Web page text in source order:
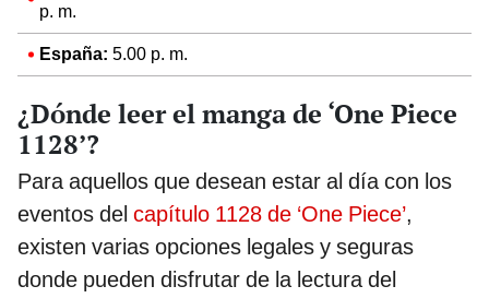
p. m.
España: 5.00 p. m.
¿Dónde leer el manga de ‘One Piece
1128’?
Para aquellos que desean estar al día con los
eventos del capítulo 1128 de ‘One Piece’,
existen varias opciones legales y seguras
donde pueden disfrutar de la lectura del